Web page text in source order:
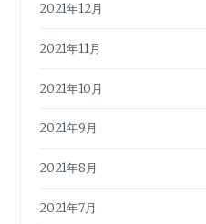
2021年12月
2021年11月
2021年10月
2021年9月
2021年8月
2021年7月